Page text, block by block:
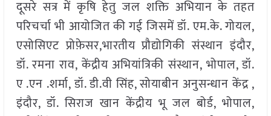
दूसरे सत्र में कृषि हेतु जल शक्ति अभियान के तहत
परिचर्चा भी आयोजित की गई जिसमें डॉ. एम.के. गोयल,
एसोसिएट प्रोफ़ेसर,भारतीय प्रौद्योगिकी संस्थान इंदौर,
डॉ. रमना राव, केंद्रीय अभियांत्रिकी संस्थान, भोपाल, डॉ.
ए .एन .शर्मा, डॉ. डी.वी सिंह, सोयाबीन अनुसन्धान केंद्र ,
इंदौर, डॉ. सिराज खान केंद्रीय भू जल बोर्ड, भोपाल,